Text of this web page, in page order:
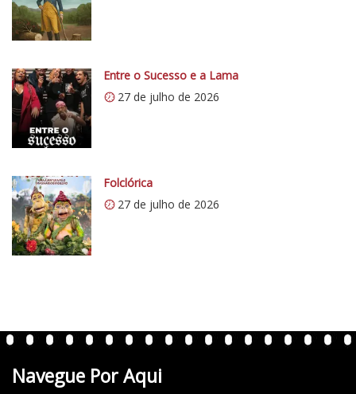
/
/
0
.
w
p
.
o
m
/
v
e
n
e
Entre o Sucesso e a Lama
27 de julho de 2026
Folclórica
27 de julho de 2026
Navegue Por Aqui